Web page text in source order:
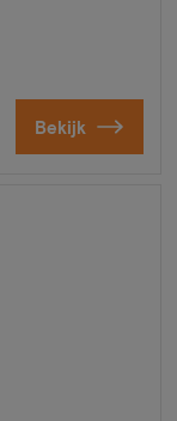
Bekijk